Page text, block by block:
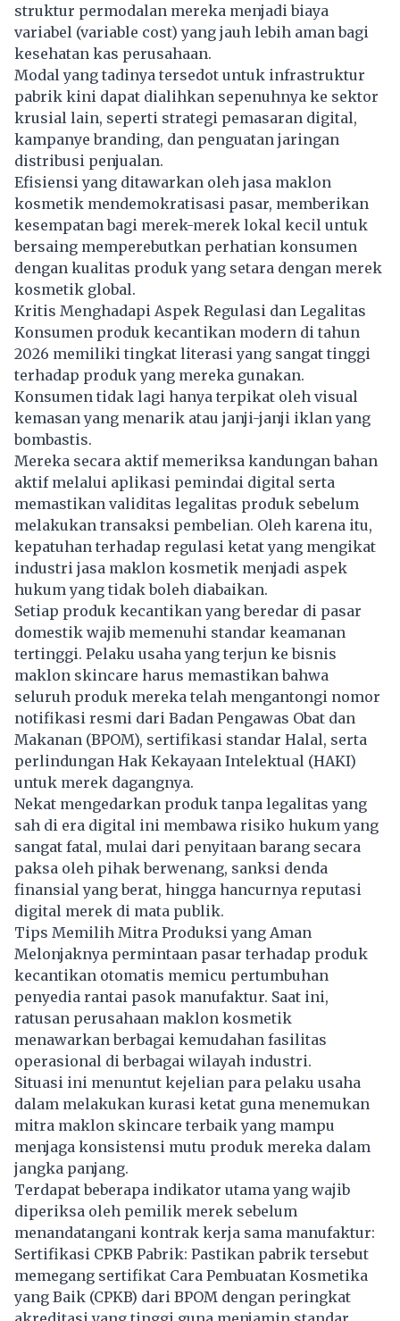
struktur permodalan mereka menjadi biaya
variabel (variable cost) yang jauh lebih aman bagi
kesehatan kas perusahaan.
Modal yang tadinya tersedot untuk infrastruktur
pabrik kini dapat dialihkan sepenuhnya ke sektor
krusial lain, seperti strategi pemasaran digital,
kampanye branding, dan penguatan jaringan
distribusi penjualan.
Efisiensi yang ditawarkan oleh jasa maklon
kosmetik mendemokratisasi pasar, memberikan
kesempatan bagi merek-merek lokal kecil untuk
bersaing memperebutkan perhatian konsumen
dengan kualitas produk yang setara dengan merek
kosmetik global.
Kritis Menghadapi Aspek Regulasi dan Legalitas
Konsumen produk kecantikan modern di tahun
2026 memiliki tingkat literasi yang sangat tinggi
terhadap produk yang mereka gunakan.
Konsumen tidak lagi hanya terpikat oleh visual
kemasan yang menarik atau janji-janji iklan yang
bombastis.
Mereka secara aktif memeriksa kandungan bahan
aktif melalui aplikasi pemindai digital serta
memastikan validitas legalitas produk sebelum
melakukan transaksi pembelian. Oleh karena itu,
kepatuhan terhadap regulasi ketat yang mengikat
industri jasa maklon kosmetik menjadi aspek
hukum yang tidak boleh diabaikan.
Setiap produk kecantikan yang beredar di pasar
domestik wajib memenuhi standar keamanan
tertinggi. Pelaku usaha yang terjun ke bisnis
maklon skincare harus memastikan bahwa
seluruh produk mereka telah mengantongi nomor
notifikasi resmi dari Badan Pengawas Obat dan
Makanan (BPOM), sertifikasi standar Halal, serta
perlindungan Hak Kekayaan Intelektual (HAKI)
untuk merek dagangnya.
Nekat mengedarkan produk tanpa legalitas yang
sah di era digital ini membawa risiko hukum yang
sangat fatal, mulai dari penyitaan barang secara
paksa oleh pihak berwenang, sanksi denda
finansial yang berat, hingga hancurnya reputasi
digital merek di mata publik.
Tips Memilih Mitra Produksi yang Aman
Melonjaknya permintaan pasar terhadap produk
kecantikan otomatis memicu pertumbuhan
penyedia rantai pasok manufaktur. Saat ini,
ratusan perusahaan maklon kosmetik
menawarkan berbagai kemudahan fasilitas
operasional di berbagai wilayah industri.
Situasi ini menuntut kejelian para pelaku usaha
dalam melakukan kurasi ketat guna menemukan
mitra maklon skincare terbaik yang mampu
menjaga konsistensi mutu produk mereka dalam
jangka panjang.
Terdapat beberapa indikator utama yang wajib
diperiksa oleh pemilik merek sebelum
menandatangani kontrak kerja sama manufaktur:
Sertifikasi CPKB Pabrik: Pastikan pabrik tersebut
memegang sertifikat Cara Pembuatan Kosmetika
yang Baik (CPKB) dari BPOM dengan peringkat